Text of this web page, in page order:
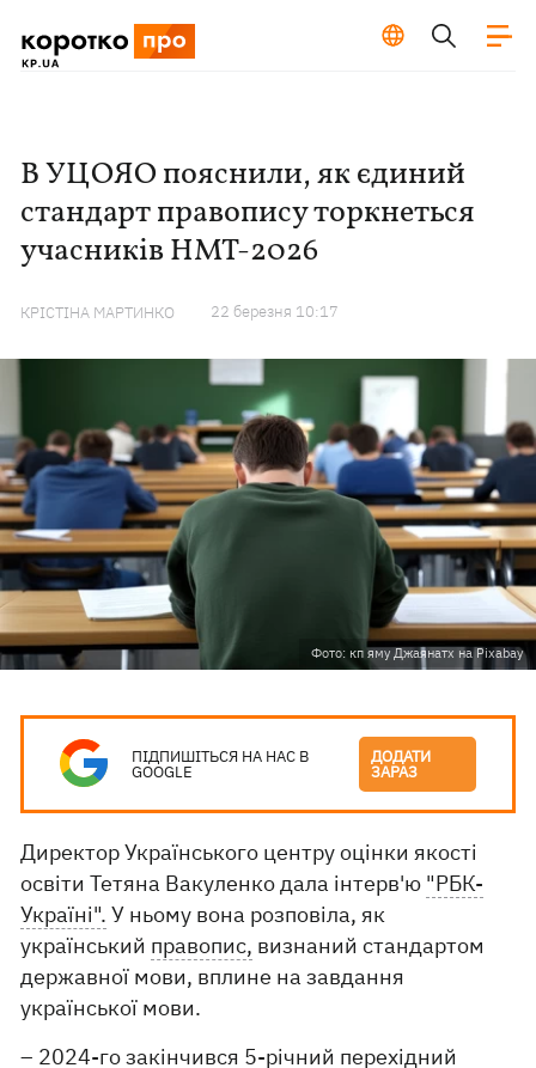
В УЦОЯО пояснили, як єдиний
стандарт правопису торкнеться
учасників НМТ-2026
КРІСТІНА МАРТИНКО 22 березня 10:17
Фото: кп яму Джаянатх на Pixabay
ПІДПИШІТЬСЯ НА НАС В
GOOGLE
ДОДАТИ
ЗАРАЗ
Директор Українського центру оцінки якості
освіти Тетяна Вакуленко дала інтерв'ю "РБК-
Україні". У ньому вона розповіла, як
український правопис, визнаний стандартом
державної мови, вплине на завдання
української мови.
– 2024-го закінчився 5-річний перехідний